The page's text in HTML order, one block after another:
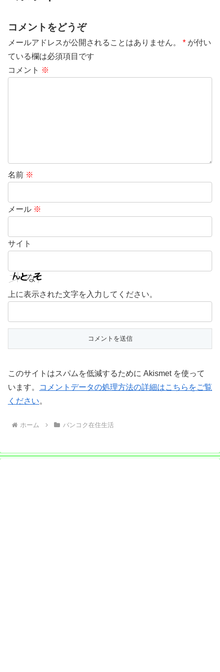
コメントをどうぞ
メールアドレスが公開されることはありません。 * が付い
ている欄は必須項目です
コメント ※
名前 ※
メール ※
サイト
上に表示された文字を入力してください。
このサイトはスパムを低減するために Akismet を使って
います。
コメントデータの処理方法の詳細はこちらをご覧
ください。
ホーム バンコク在住生活